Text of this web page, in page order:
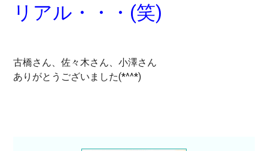
リアル・・・(笑)
古橋さん、佐々木さん、小澤さん
ありがとうございました(*^^*)